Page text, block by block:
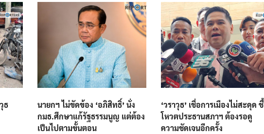
ธ
นายกฯ ไม่ขัดข้อง ‘อภิสิทธิ์’ นั่ง
กมธ.ศึกษาแก้รัฐธรรมนูญ แต่ต้อง
เป็นไปตามขั้นตอน
‘วราวุธ’ เชื่อการเมืองไม่สะดุด ชี้
โหวตประธานสภาฯ ต้องรอดู
ความชัดเจนอีกครั้ง